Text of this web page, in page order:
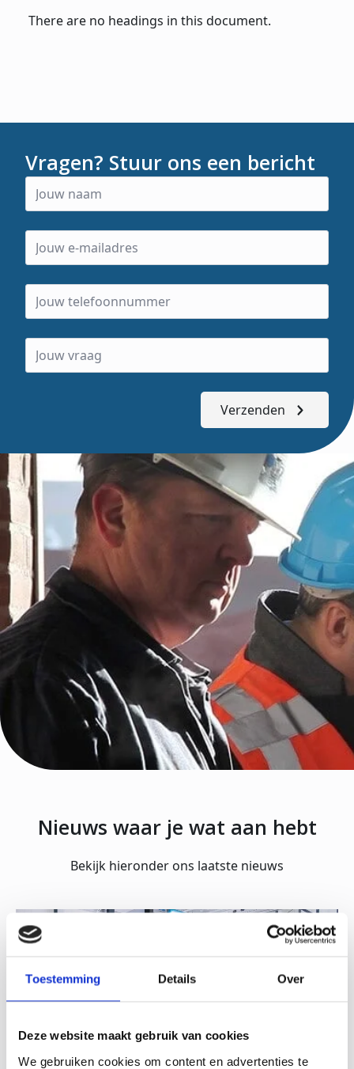
Toestemming Details Over
Deze website maakt gebruik van cookies
We gebruiken cookies om content en advertenties te
There are no headings in this document.
Vragen? Stuur ons een bericht
Verzenden
Nieuws waar je wat aan hebt
Bekijk hieronder ons laatste nieuws